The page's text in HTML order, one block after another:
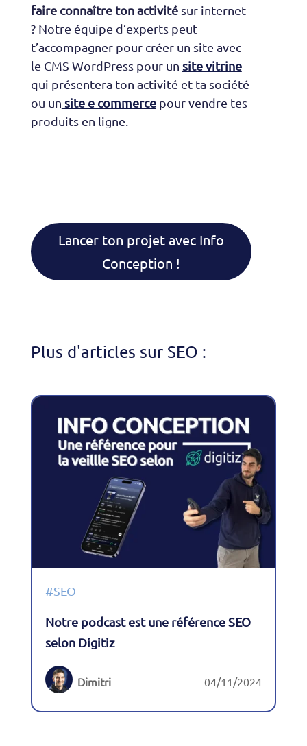
faire connaître ton activitésur internet
? Notre équipe d’experts peut
t’accompagner pour créer un site avec
le CMS WordPress pour un site vitrine
qui présentera ton activité et ta société
ou un site e commercepour vendre tes
produits en ligne.
Lancer ton projet avec Info
Conception !
Plus d'articles sur SEO :
#SEO
Notre podcast est une référence SEO
selon Digitiz
Dimitri 04/11/2024